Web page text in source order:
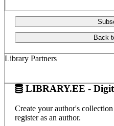
Back
Library Partners
LIBRARY.EE -
Create your author's
register as an author.